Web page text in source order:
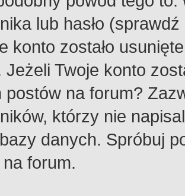
lub hasło
konto zostało
Jeżeli Twoje konto
postów na forum?
którzy nie
danych. Spróbuj
forum.